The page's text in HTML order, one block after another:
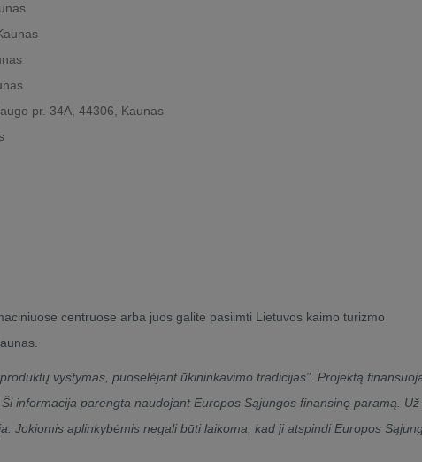
pr. 34A, 44306, Kaunas
centruose arba juos galite pasiimti Lietuvos kaimo turizmo
vystymas, puoselėjant ūkininkavimo tradicijas”. Projektą
informacija parengta naudojant Europos Sąjungos finansinę paramą. Už
Jokiomis aplinkybėmis negali būti laikoma, kad ji atspindi Europos